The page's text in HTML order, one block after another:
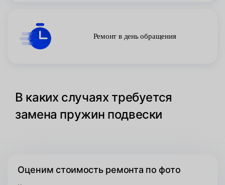
Ремонт в день обращения
В каких случаях требуется
замена пружин подвески
Оценим стоимость ремонта по фото